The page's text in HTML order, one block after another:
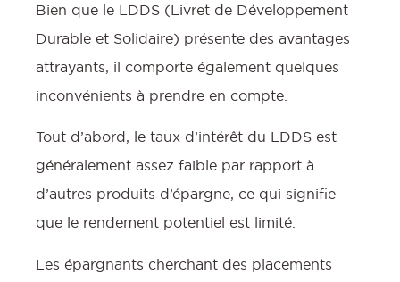
Bien que le LDDS (Livret de Développement
Durable et Solidaire) présente des avantages
attrayants, il comporte également quelques
inconvénients à prendre en compte.
Tout d’abord, le taux d’intérêt du LDDS est
généralement assez faible par rapport à
d’autres produits d’épargne, ce qui signifie
que le rendement potentiel est limité.
Les épargnants cherchant des placements